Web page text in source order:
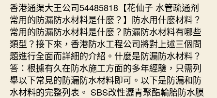
香港通渠大王公司54485818【花仙子 水管疏通剂
常用的防漏防水材料是什麼？】防水用什麼材料？
常用的防漏防水材料是什麼？防漏防水材料有哪些
類型？接下來，香港防水工程公司將對上述三個問
題進行全面而詳細的介紹。什麼是防漏防水材料？
答：根據有久在防水施工方面的多年經驗，只需列
舉以下常見的防漏防水材料即可。以下是防漏和防
水材料的完整列表。 SBS改性瀝青聚酯輪胎防水膜